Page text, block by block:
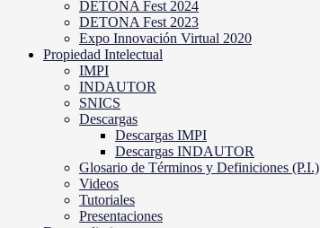
DETONA Fest 2024
DETONA Fest 2023
Expo Innovación Virtual 2020
Propiedad Intelectual
IMPI
INDAUTOR
SNICS
Descargas
Descargas IMPI
Descargas INDAUTOR
Glosario de Términos y Definiciones (P.I.)
Videos
Tutoriales
Presentaciones